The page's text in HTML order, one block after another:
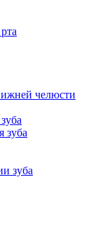
челюсти
зуба
зуба